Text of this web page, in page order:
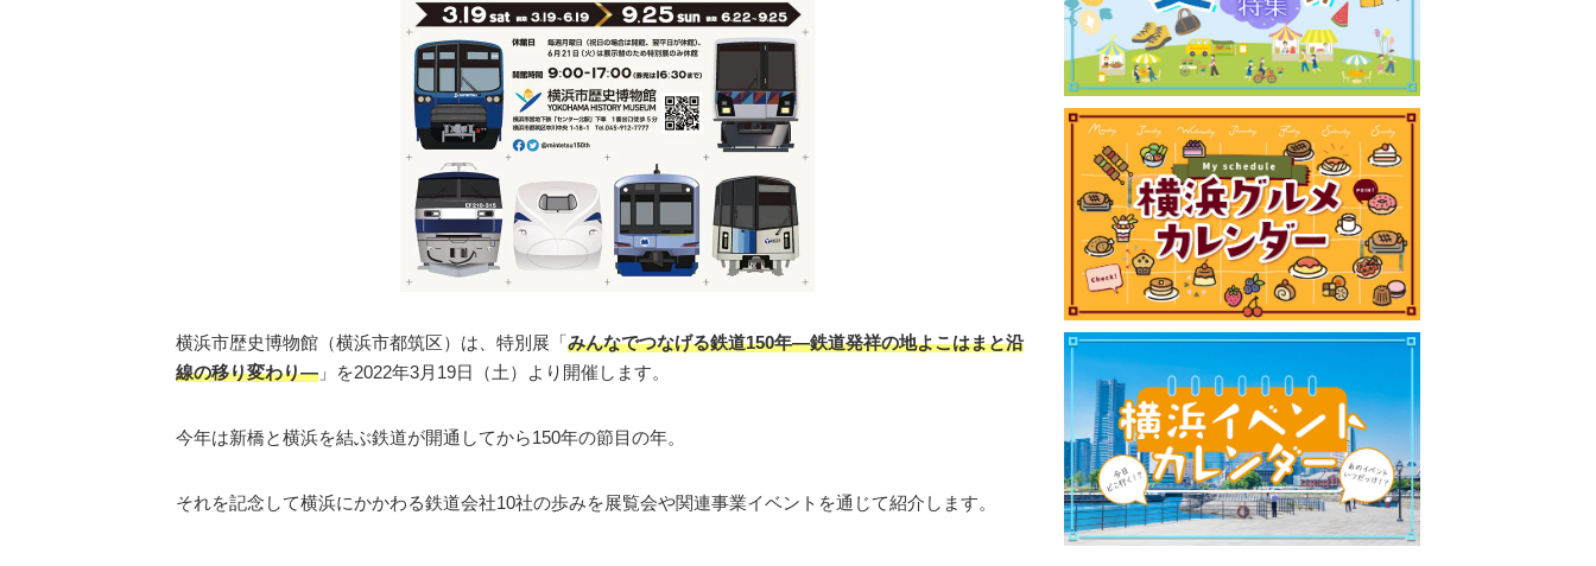
横浜市歴史博物館（横浜市都筑区）は、特別展「みんなでつなげる鉄道150年—鉄道発祥の地よこはまと沿
線の移り変わり― 」を2022年3月19日（土）より開催します。
今年は新橋と横浜を結ぶ鉄道が開通してから150年の節目の年。
それを記念して横浜にかかわる鉄道会社10社の歩みを展覧会や関連事業イベントを通じて紹介します。